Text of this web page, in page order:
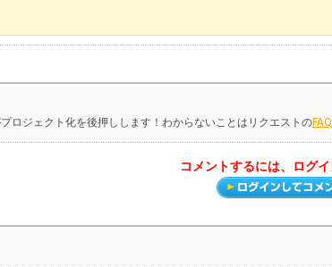
ロジェクト化を後押しします！わからないことはリクエストのFAQ
コメントするには、ログイ